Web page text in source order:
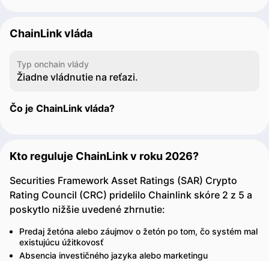
ChainLink vláda
Typ onchain vlády
Žiadne vládnutie na reťazi.
Čo je ChainLink vláda?
Kto reguluje ChainLink v roku 2026?
Securities Framework Asset Ratings (SAR) Crypto
Rating Council (CRC) pridelilo Chainlink skóre 2 z 5 a
poskytlo nižšie uvedené zhrnutie:
Predaj žetóna alebo záujmov o žetón po tom, čo systém mal
existujúcu úžitkovosť
Absencia investičného jazyka alebo marketingu